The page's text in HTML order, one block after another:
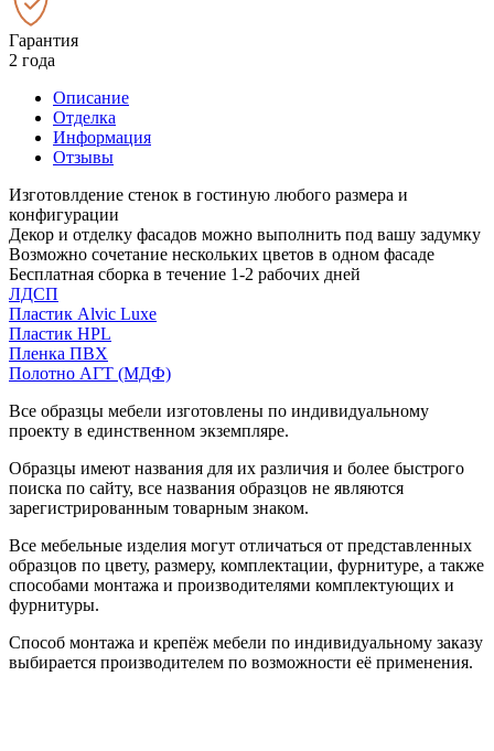
Гарантия
2 года
Описание
Отделка
Информация
Отзывы
Изготовлдение стенок в гостиную любого размера и
конфигурации
Декор и отделку фасадов можно выполнить под вашу задумку
Возможно сочетание нескольких цветов в одном фасаде
Бесплатная сборка в течение 1-2 рабочих дней
ЛДСП
Пластик Alvic Luxe
Пластик HPL
Пленка ПВХ
Полотно АГТ (МДФ)
Все образцы мебели изготовлены по индивидуальному
проекту в единственном экземпляре.
Образцы имеют названия для их различия и более быстрого
поиска по сайту, все названия образцов не являются
зарегистрированным товарным знаком.
Все мебельные изделия могут отличаться от представленных
образцов по цвету, размеру, комплектации, фурнитуре, а также
способами монтажа и производителями комплектующих и
фурнитуры.
Способ монтажа и крепёж мебели по индивидуальному заказу
выбирается производителем по возможности её применения.